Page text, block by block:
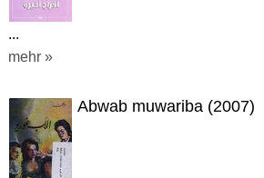
...
mehr »
Abwab muwariba (2007)